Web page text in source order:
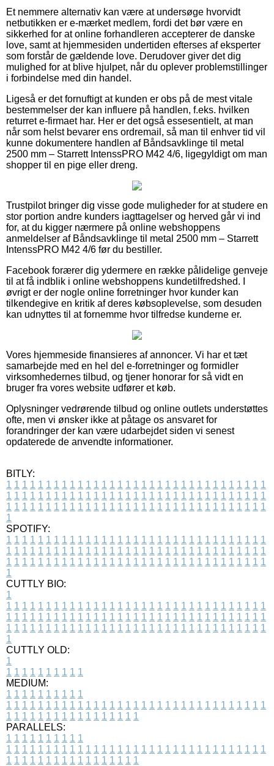
Et nemmere alternativ kan være at undersøge hvorvidt
netbutikken er e-mærket medlem, fordi det bør være en
sikkerhed for at online forhandleren accepterer de danske
love, samt at hjemmesiden undertiden efterses af eksperter
som forstår de gældende love. Derudover giver det dig
mulighed for at blive hjulpet, når du oplever problemstillinger
i forbindelse med din handel.
Ligeså er det fornuftigt at kunden er obs på de mest vitale
bestemmelser der kan influere på handlen, f.eks. hvilken
returret e-firmaet har. Her er det også essesentielt, at man
når som helst bevarer ens ordremail, så man til enhver tid vil
kunne dokumentere handlen af Båndsavklinge til metal
2500 mm – Starrett IntenssPRO M42 4/6, ligegyldigt om man
shopper til en pige eller dreng.
Trustpilot bringer dig visse gode muligheder for at studere en
stor portion andre kunders iagttagelser og herved går vi ind
for, at du kigger nærmere på online webshoppens
anmeldelser af Båndsavklinge til metal 2500 mm – Starrett
IntenssPRO M42 4/6 før du bestiller.
Facebook forærer dig ydermere en række pålidelige genveje
til at få indblik i online webshoppens kundetilfredshed. I
øvrigt er der nogle online forretninger hvor kunder kan
tilkendegive en kritik af deres købsoplevelse, som desuden
kan udnyttes til at fornemme hvor tilfredse kunderne er.
Vores hjemmeside finansieres af annoncer. Vi har et tæt
samarbejde med en hel del e-forretninger og formidler
virksomhedernes tilbud, og tjener honorar for så vidt en
bruger fra vores website udfører et køb.
Oplysninger vedrørende tilbud og online outlets understøttes
ofte, men vi ønsker ikke at påtage os ansvaret for
forandringer der kan være udarbejdet siden vi senest
opdaterede de anvendte informationer.
BITLY:
1 1 1 1 1 1 1 1 1 1 1 1 1 1 1 1 1 1 1 1 1 1 1 1 1 1 1 1 1 1 1 1 1
1 1 1 1 1 1 1 1 1 1 1 1 1 1 1 1 1 1 1 1 1 1 1 1 1 1 1 1 1 1 1 1 1
1 1 1 1 1 1 1 1 1 1 1 1 1 1 1 1 1 1 1 1 1 1 1 1 1 1 1 1 1 1 1 1 1
1
SPOTIFY:
1 1 1 1 1 1 1 1 1 1 1 1 1 1 1 1 1 1 1 1 1 1 1 1 1 1 1 1 1 1 1 1 1
1 1 1 1 1 1 1 1 1 1 1 1 1 1 1 1 1 1 1 1 1 1 1 1 1 1 1 1 1 1 1 1 1
1 1 1 1 1 1 1 1 1 1 1 1 1 1 1 1 1 1 1 1 1 1 1 1 1 1 1 1 1 1 1 1 1
1
CUTTLY BIO:
1
1 1 1 1 1 1 1 1 1 1 1 1 1 1 1 1 1 1 1 1 1 1 1 1 1 1 1 1 1 1 1 1 1
1 1 1 1 1 1 1 1 1 1 1 1 1 1 1 1 1 1 1 1 1 1 1 1 1 1 1 1 1 1 1 1 1
1 1 1 1 1 1 1 1 1 1 1 1 1 1 1 1 1 1 1 1 1 1 1 1 1 1 1 1 1 1 1 1 1
1
CUTTLY OLD:
1
1 1 1 1 1 1 1 1 1 1
MEDIUM:
1 1 1 1 1 1 1 1 1 1
1 1 1 1 1 1 1 1 1 1 1 1 1 1 1 1 1 1 1 1 1 1 1 1 1 1 1 1 1 1 1 1 1
1 1 1 1 1 1 1 1 1 1 1 1 1 1 1 1 1
PARALLELS:
1 1 1 1 1 1 1 1 1 1
1 1 1 1 1 1 1 1 1 1 1 1 1 1 1 1 1 1 1 1 1 1 1 1 1 1 1 1 1 1 1 1 1
1 1 1 1 1 1 1 1 1 1 1 1 1 1 1 1 1